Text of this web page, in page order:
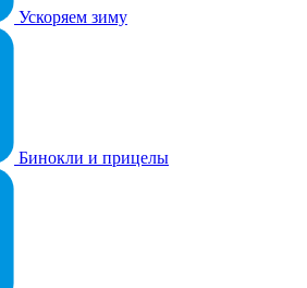
Ускоряем зиму
Бинокли и прицелы